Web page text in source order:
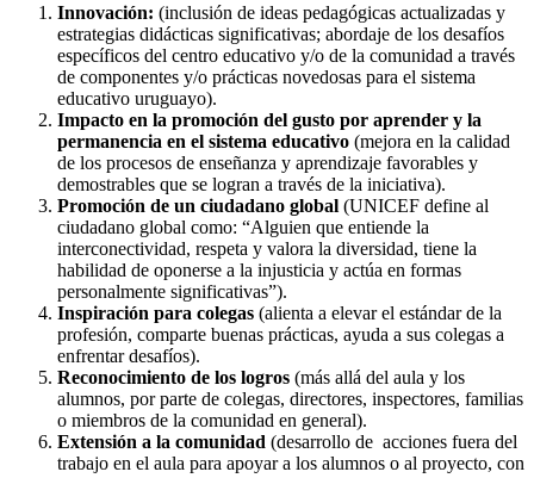
Innovación: (inclusión de ideas pedagógicas actualizadas y
estrategias didácticas significativas; abordaje de los desafíos
específicos del centro educativo y/o de la comunidad a través
de componentes y/o prácticas novedosas para el sistema
educativo uruguayo).
Impacto en la promoción del gusto por aprender y la
permanencia en el sistema educativo (mejora en la calidad
de los procesos de enseñanza y aprendizaje favorables y
demostrables que se logran a través de la iniciativa).
Promoción de un ciudadano global (UNICEF define al
ciudadano global como: “Alguien que entiende la
interconectividad, respeta y valora la diversidad, tiene la
habilidad de oponerse a la injusticia y actúa en formas
personalmente significativas”).
Inspiración para colegas (alienta a elevar el estándar de la
profesión, comparte buenas prácticas, ayuda a sus colegas a
enfrentar desafíos).
Reconocimiento de los logros (más allá del aula y los
alumnos, por parte de colegas, directores, inspectores, familias
o miembros de la comunidad en general).
Extensión a la comunidad (desarrollo de acciones fuera del
trabajo en el aula para apoyar a los alumnos o al proyecto, con